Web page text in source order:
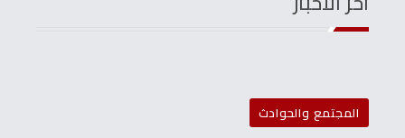
المجتمع والحوادث